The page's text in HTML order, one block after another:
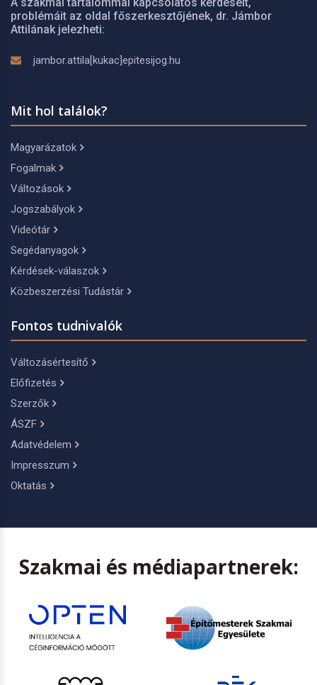
A szakmai tartalommal kapcsolatos kérdéseit,
problémáit az oldal főszerkesztőjének, dr. Jámbor
Attilának jelezheti:
jambor.attila[kukac]epitesijog.hu
Mit hol találok?
Magyarázatok
Fogalmak
Változások
Jogszabályok
Videótár
Segédanyagok
Kérdések-válaszok
Közbeszerzési Tudástár
Fontos tudnivalók
Változásértesítő
Előfizetés
Szerzők
ÁSZF
Adatvédelem
Impresszum
Oktatás
Szakmai és médiapartnerek: